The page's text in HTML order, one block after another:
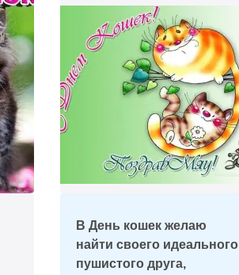
В День кошек желаю
найти своего идеального
пушистого друга,